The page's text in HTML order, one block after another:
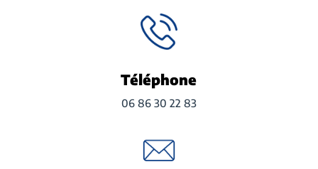
Téléphone
06 86 30 22 83